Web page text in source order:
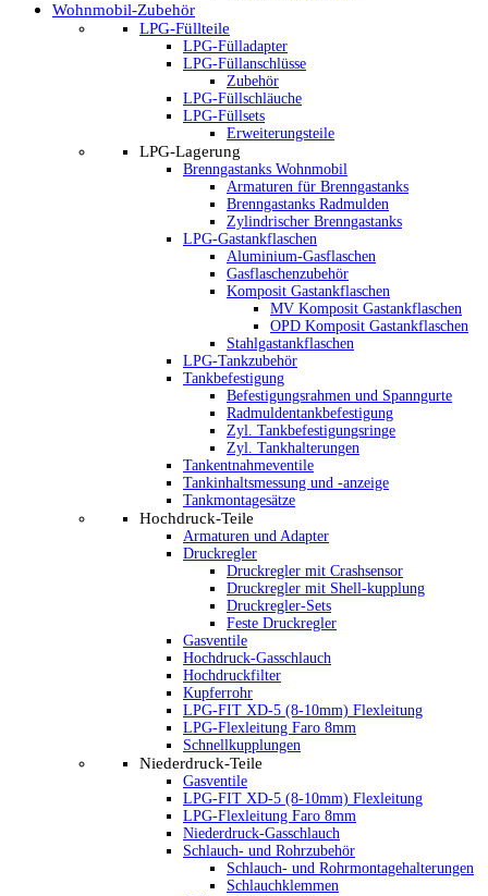
Wohnmobil-Zubehör
LPG-Füllteile
LPG-Fülladapter
LPG-Füllanschlüsse
Zubehör
LPG-Füllschläuche
LPG-Füllsets
Erweiterungsteile
LPG-Lagerung
Brenngastanks Wohnmobil
Armaturen für Brenngastanks
Brenngastanks Radmulden
Zylindrischer Brenngastanks
LPG-Gastankflaschen
Aluminium-Gasflaschen
Gasflaschenzubehör
Komposit Gastankflaschen
MV Komposit Gastankflaschen
OPD Komposit Gastankflaschen
Stahlgastankflaschen
LPG-Tankzubehör
Tankbefestigung
Befestigungsrahmen und Spanngurte
Radmuldentankbefestigung
Zyl. Tankbefestigungsringe
Zyl. Tankhalterungen
Tankentnahmeventile
Tankinhaltsmessung und -anzeige
Tankmontagesätze
Hochdruck-Teile
Armaturen und Adapter
Druckregler
Druckregler mit Crashsensor
Druckregler mit Shell-kupplung
Druckregler-Sets
Feste Druckregler
Gasventile
Hochdruck-Gasschlauch
Hochdruckfilter
Kupferrohr
LPG-FIT XD-5 (8-10mm) Flexleitung
LPG-Flexleitung Faro 8mm
Schnellkupplungen
Niederdruck-Teile
Gasventile
LPG-FIT XD-5 (8-10mm) Flexleitung
LPG-Flexleitung Faro 8mm
Niederdruck-Gasschlauch
Schlauch- und Rohrzubehör
Schlauch- und Rohrmontagehalterungen
Schlauchklemmen